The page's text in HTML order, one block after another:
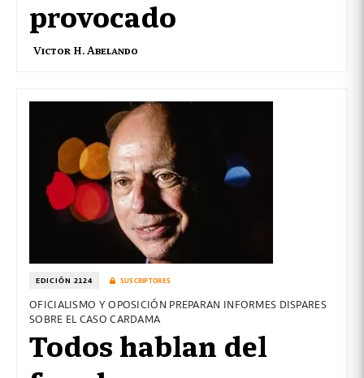
provocado
Victor H. Abelando
EDICIÓN 2124 SUSCRIPTORES
OFICIALISMO Y OPOSICIÓN PREPARAN INFORMES DISPARES
SOBRE EL CASO CARDAMA
Todos hablan del